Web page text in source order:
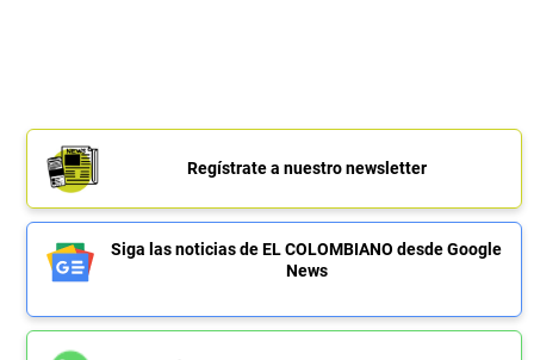
Regístrate a nuestro newsletter
Siga las noticias de EL COLOMBIANO desde Google
News